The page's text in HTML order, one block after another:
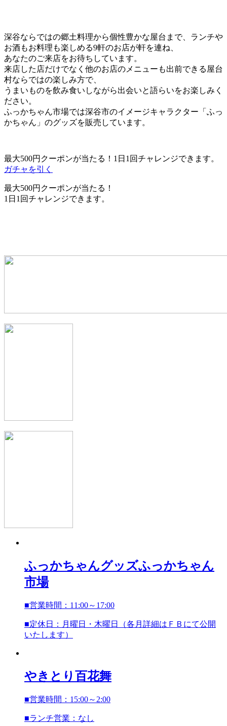
深谷ならではの郷土料理から個性豊かな屋台まで、ランチや
お酒もお料理も楽しめる9軒のお店が軒を連ね、
あなたのご来店をお待ちしています。
来店した店だけでなく他のお店のメニューも出前できる屋台
村ならではの楽しみ方で、
うまいものを飲み食いしながら出会いと語らいをお楽しみく
ださい。
ふっかちゃん市場では深谷市のイメージキャラクター「ふっ
かちゃん」のグッズを販売しています。
最大500円クーポンが当たる！1日1回チャレンジできます。
ガチャを引く
最大500円クーポンが当たる！
1日1回チャレンジできます。
ふっかちゃんグッズふっかちゃん
市場
■営業時間：11:00～17:00
■定休日：月曜日・木曜日（各月詳細はＦＢにて公開
いたします）
やきとり百花舞
■営業時間：15:00～2:00
■ランチ営業：なし